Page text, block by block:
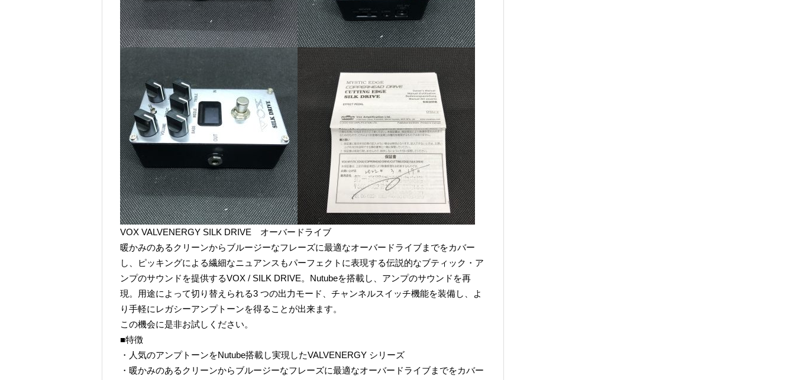
VOX VALVENERGY SILK DRIVE オーバードライブ
暖かみのあるクリーンからブルージーなフレーズに最適なオーバードライブまでをカバー
し、ピッキングによる繊細なニュアンスもパーフェクトに表現する伝説的なブティック・ア
ンプのサウンドを提供するVOX / SILK DRIVE。Nutubeを搭載し、アンプのサウンドを再
現。用途によって切り替えられる3 つの出力モード、チャンネルスイッチ機能を装備し、よ
り手軽にレガシーアンプトーンを得ることが出来ます。
この機会に是非お試しください。
■特徴
・人気のアンプトーンをNutube搭載し実現したVALVENERGY シリーズ
・暖かみのあるクリーンからブルージーなフレーズに最適なオーバードライブまでをカバー